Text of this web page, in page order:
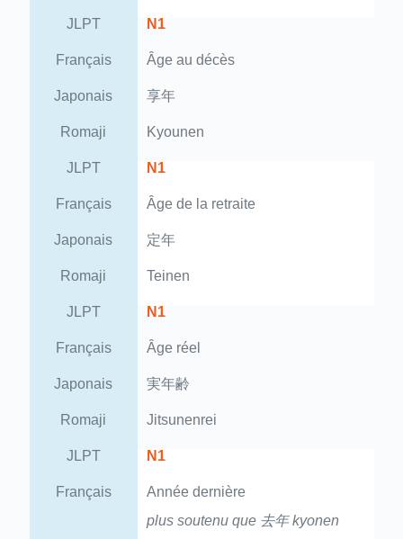
JLPT N1
Français Âge au décès
Japonais 享年
Romaji Kyounen
JLPT N1
Français Âge de la retraite
Japonais 定年
Romaji Teinen
JLPT N1
Français Âge réel
Japonais 実年齢
Romaji Jitsunenrei
JLPT N1
Français
Année dernière
plus soutenu que 去年 kyonen